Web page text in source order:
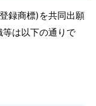
録商標)を共同出願
は以下の通りで